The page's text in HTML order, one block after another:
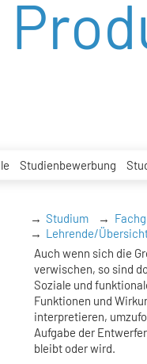
Studienbewerbung
Studium
Lehrende/
Auch wenn sich die
verwischen, so sind
Soziale und
Funktionen und
interpretieren,
Aufgabe der
bleibt oder wird.